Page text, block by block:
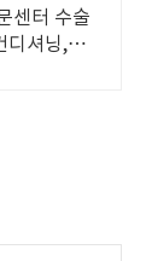
센터 수술
셔닝,1:1